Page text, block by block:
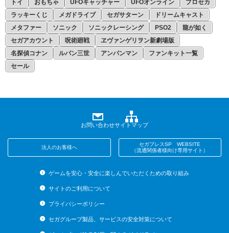
トイ
おもちゃ UFOキャッチャー UFOオンライン
プロセカ
ラッキーくじ
メガドライブ セガサターン
ドリームキャスト
メタファー
ソニック ソニックレーシング PSO2
龍が如く
セガアカウント
呪術廻戦
ヱヴァンゲリヲン新劇場版
名探偵コナン
ルパン三世 アンパンマン
ファンキット一覧
セール
お問い合わせサイトマップ
法人のお客様へ
セガプレスSP WEBSITE
（流通関係者様向け専用サイト）
ゲームを安心・安全に楽しんでいただくための取り組み
サイトのご利用について
プライバシーポリシー
セガグループ製品、サービスの安全対策について